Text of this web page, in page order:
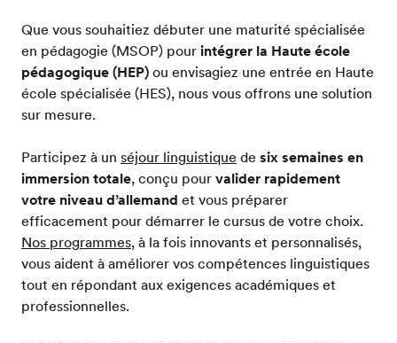
Que vous souhaitiez débuter une maturité spécialisée
en pédagogie (MSOP) pourintégrer la Haute école
pédagogique (HEP)ou envisagiez une entrée en Haute
école spécialisée (HES), nous vous offrons une solution
sur mesure.
Participez à un séjour linguistique de six semaines en
immersion totale, conçu pourvalider rapidement
votre niveau d’allemand et vous préparer
efficacement pour démarrer le cursus de votre choix.
Nos programmes, à la fois innovants et personnalisés,
vous aident à améliorer vos compétences linguistiques
tout en répondant aux exigences académiques et
professionnelles.